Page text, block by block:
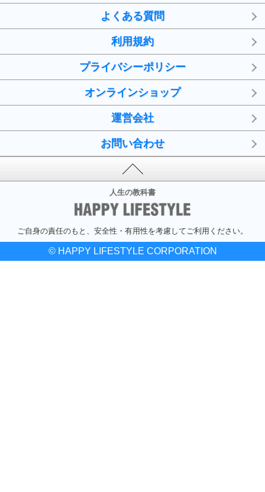
よくある質問
利用規約
プライバシーポリシー
オンラインショップ
運営会社
お問い合わせ
人生の教科書
ご自身の責任のもと、安全性・有用性を考慮してご利用ください。
© HAPPY LIFESTYLE CORPORATION